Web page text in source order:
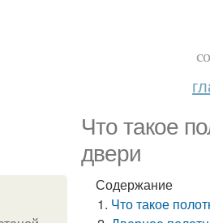
Что такое
двери
Содержание
Что такое